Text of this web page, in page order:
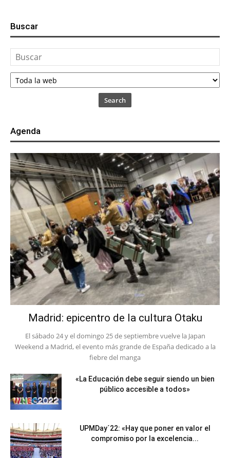
Buscar
Search
Agenda
Madrid: epicentro de la cultura Otaku
El sábado 24 y el domingo 25 de septiembre vuelve la Japan
Weekend a Madrid, el evento más grande de España dedicado a la
fiebre del manga
«La Educación debe seguir siendo un bien
público accesible a todos»
UPMDay´22: «Hay que poner en valor el
compromiso por la excelencia...